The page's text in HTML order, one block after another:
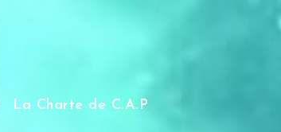
La Charte de C.A.P